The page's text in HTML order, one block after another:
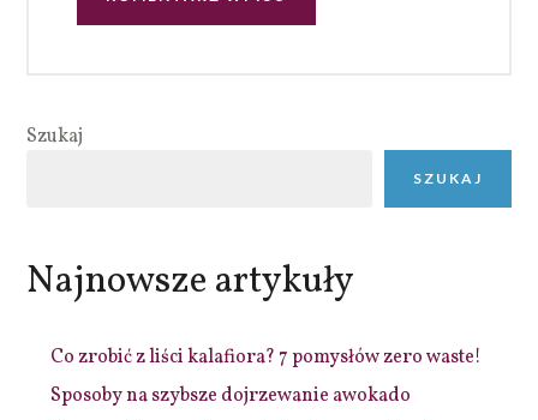
Szukaj
SZUKAJ
Najnowsze artykuły
Co zrobić z liści kalafiora? 7 pomysłów zero waste!
Sposoby na szybsze dojrzewanie awokado